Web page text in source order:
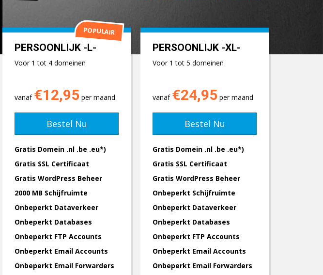
PERSOONLIJK -L-
Voor 1 tot 4 domeinen
vanaf €12,95 per maand
Bestel Nu
Gratis Domein .nl .be .eu*)
Gratis SSL Certificaat
Gratis WordPress Beheer
2000 MB Schijfruimte
Onbeperkt Dataverkeer
Onbeperkt Databases
Onbeperkt FTP Accounts
Onbeperkt Email Accounts
Onbeperkt Email Forwarders
POPULAIR
PERSOONLIJK -XL-
Voor 1 tot 5 domeinen
vanaf €24,95 per maand
Bestel Nu
Gratis Domein .nl .be .eu*)
Gratis SSL Certificaat
Gratis WordPress Beheer
Onbeperkt Schijfruimte
Onbeperkt Dataverkeer
Onbeperkt Databases
Onbeperkt FTP Accounts
Onbeperkt Email Accounts
Onbeperkt Email Forwarders